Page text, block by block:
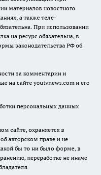
материалов новостного
а также теле-
При использовании
на ресурс обязательна, в
законодательства РФ об
за комментарии и
на сайте youtvnews.com и его
персональных данных
сайте, охраняется в
авторском праве и не
бы то ни было форме, в
переработке не иначе